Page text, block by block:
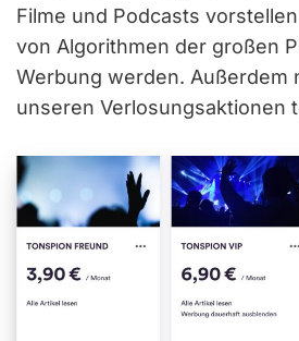
Filme und Podcasts
von Algorithmen der großen
Werbung werden. Außerdem
unseren Verlosungsaktionen